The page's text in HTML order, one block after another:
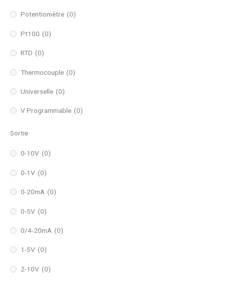
Potentiomètre (0)
Pt100 (0)
RTD (0)
Thermocouple (0)
Universelle (0)
V Programmable (0)
Sortie
0-10V (0)
0-1V (0)
0-20mA (0)
0-5V (0)
0/4-20mA (0)
1-5V (0)
2-10V (0)